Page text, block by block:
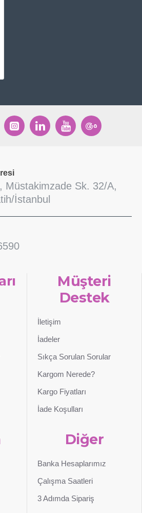
Müstakimzade Sk. 32/A,
İstanbul
Müşteri
Destek
İletişim
İadeler
Sıkça Sorulan Sorular
Kargom Nerede?
Kargo Fiyatları
İade Koşulları
Diğer
Banka Hesaplarımız
Çalışma Saatleri
3 Adımda Sipariş